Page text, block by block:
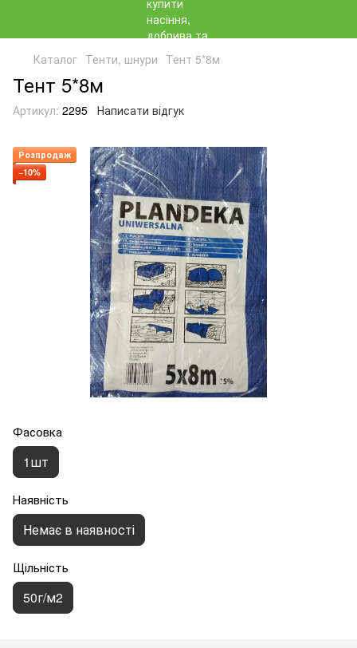
Каталог Тенти, шнури Тент 5*8м
Тент 5*8м
Артикул: 2295 Написати відгук
Розпродаж
−10%
Фасовка
1шт
Наявність
Немає в наявності
Щільність
50г/м2